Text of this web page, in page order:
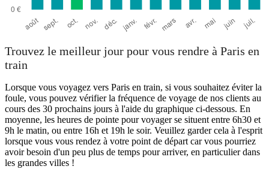
Trouvez le meilleur jour pour vous rendre à Paris en
train
Lorsque vous voyagez vers Paris en train, si vous souhaitez éviter la
foule, vous pouvez vérifier la fréquence de voyage de nos clients au
cours des 30 prochains jours à l'aide du graphique ci-dessous. En
moyenne, les heures de pointe pour voyager se situent entre 6h30 et
9h le matin, ou entre 16h et 19h le soir. Veuillez garder cela à l'esprit
lorsque vous vous rendez à votre point de départ car vous pourriez
avoir besoin d'un peu plus de temps pour arriver, en particulier dans
les grandes villes !